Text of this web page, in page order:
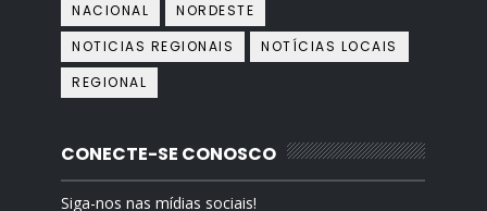
NACIONAL
NORDESTE
NOTICIAS REGIONAIS
NOTÍCIAS LOCAIS
REGIONAL
CONECTE-SE CONOSCO
Siga-nos nas mídias sociais!